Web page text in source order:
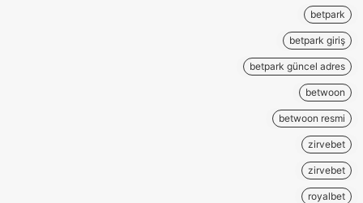
betpark
betpark giriş
betpark güncel adres
betwoon
betwoon resmi
zirvebet
zirvebet
royalbet